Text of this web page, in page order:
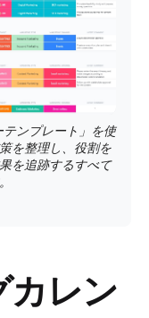
ンプレート」を使
を整理し、役割を
を追跡するすべて
カレン